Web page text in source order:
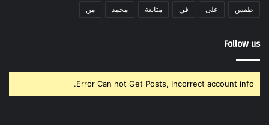
طقس على في متابعة محمد من
Follow us
Error Can not Get Posts, Incorrect account info.